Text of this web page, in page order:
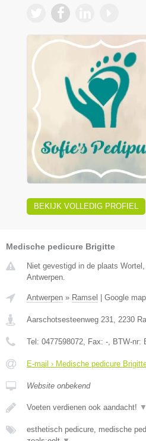
BEKIJK VOLLEDIG PROFIEL
Medische pedicure Brigitte
Niet gevestigd in de plaats
Antwerpen.
Antwerpen » Ramsel Google
Aarschotsesteenweg 231, 2230
Tel: 0477598072, Fax: -, BTW-nr:
E-mail › Medische pedicure
Website onbekend
Voeten verdienen ook aandacht! ▼
esthetisch pedicure, medische